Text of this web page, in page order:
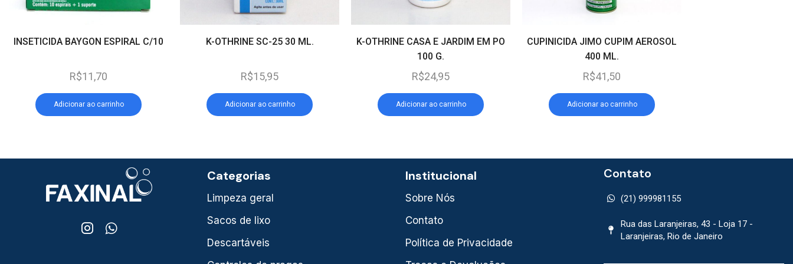
INSETICIDA BAYGON ESPIRAL C/10
R$11,70
Adicionar ao carrinho
K-OTHRINE SC-25 30 ML.
R$15,95
Adicionar ao carrinho
K-OTHRINE CASA E JARDIM EM PO
100 G.
R$24,95
Adicionar ao carrinho
CUPINICIDA JIMO CUPIM AEROSOL
400 ML.
R$41,50
Adicionar ao carrinho
Categorias
Limpeza geral
Sacos de lixo
Descartáveis
Institucional
Sobre Nós
Contato
Política de Privacidade
Contato
(21) 999981155
Rua das Laranjeiras, 43 - Loja 17 -
Laranjeiras, Rio de Janeiro